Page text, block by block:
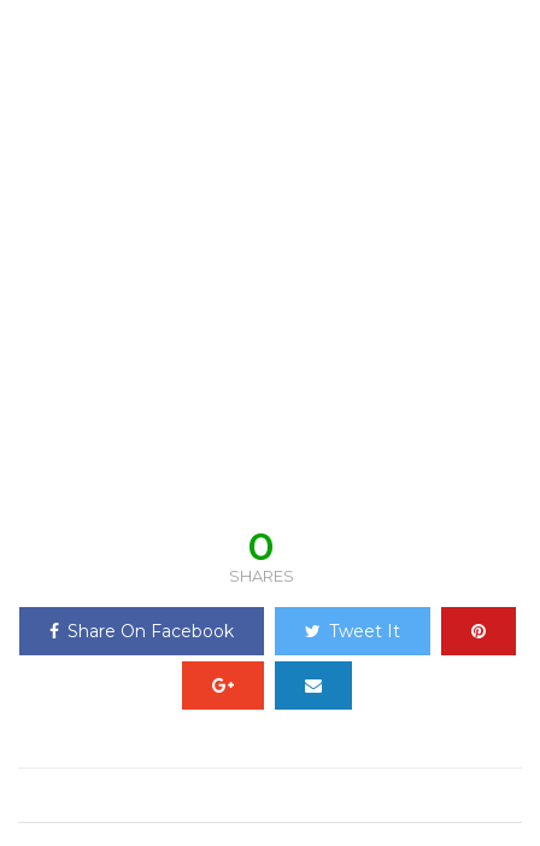
0
SHARES
Share On Facebook Tweet It